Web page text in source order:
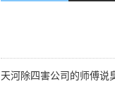
天河除四害公司的师傅说